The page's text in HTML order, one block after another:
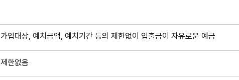
가입대상, 예치금액, 예치기간 등의 제한없이 입출금이 자유로운 예금
제한없음